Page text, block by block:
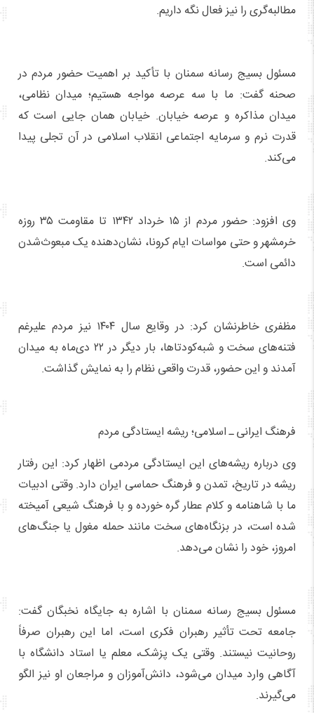
مطالبه‌گری را نیز فعال نگه داریم.
مسئول بسیج رسانه سمنان با تأکید بر اهمیت حضور مردم در
صحنه گفت: ما با سه عرصه مواجه هستیم؛ میدان نظامی،
میدان مذاکره و عرصه خیابان. خیابان همان جایی است که
قدرت نرم و سرمایه اجتماعی انقلاب اسلامی در آن تجلی پیدا
می‌کند.
وی افزود: حضور مردم از ۱۵ خرداد ۱۳۴۲ تا مقاومت ۳۵ روزه
خرمشهر و حتی مواسات ایام کرونا، نشان‌دهنده یک مبعوث‌شدن
دائمی است.
مظفری خاطرنشان کرد: در وقایع سال ۱۴۰۴ نیز مردم علیرغم
فتنه‌های سخت و شبه‌کودتاها، بار دیگر در ۲۲ دی‌ماه به میدان
آمدند و این حضور، قدرت واقعی نظام را به نمایش گذاشت.
فرهنگ ایرانی ـ اسلامی؛ ریشه ایستادگی مردم
وی درباره ریشه‌های این ایستادگی مردمی اظهار کرد: این رفتار
ریشه در تاریخ، تمدن و فرهنگ حماسی ایران دارد. وقتی ادبیات
ما با شاهنامه و کلام عطار گره خورده و با فرهنگ شیعی آمیخته
شده است، در بزنگاه‌های سخت مانند حمله مغول یا جنگ‌های
امروز، خود را نشان می‌دهد.
مسئول بسیج رسانه سمنان با اشاره به جایگاه نخبگان گفت:
جامعه تحت تأثیر رهبران فکری است، اما این رهبران صرفاً
روحانیت نیستند. وقتی یک پزشک، معلم یا استاد دانشگاه با
آگاهی وارد میدان می‌شود، دانش‌آموزان و مراجعان او نیز الگو
می‌گیرند.